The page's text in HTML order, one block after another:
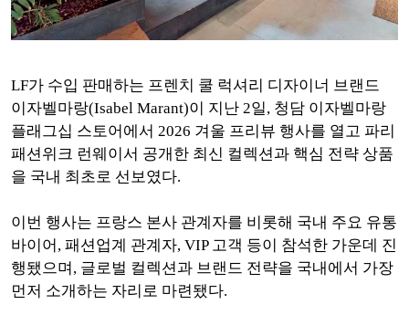
LF가 수입 판매하는 프렌치 쿨 럭셔리 디자이너 브랜드
이자벨마랑(Isabel Marant)이 지난 2일, 청담 이자벨마랑
플래그십 스토어에서 2026 겨울 프리뷰 행사를 열고 파리
패션위크 런웨이서 공개한 최신 컬렉션과 핵심 전략 상품
을 국내 최초로 선보였다.
이번 행사는 프랑스 본사 관계자를 비롯해 국내 주요 유통
바이어, 패션업계 관계자, VIP 고객 등이 참석한 가운데 진
행됐으며, 글로벌 컬렉션과 브랜드 전략을 국내에서 가장
먼저 소개하는 자리로 마련됐다.